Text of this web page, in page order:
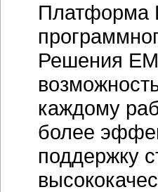
Платформа
Решения
каждому
более
поддержку